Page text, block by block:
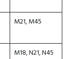
M21, M45
M18, N21, N45